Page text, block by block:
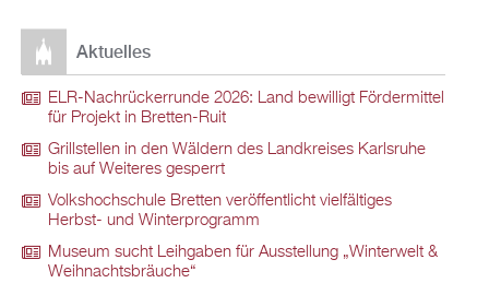
Aktuelles
ELR-Nachrückerrunde 2026: Land bewilligt Fördermittel
für Projekt in Bretten-Ruit
Grillstellen in den Wäldern des Landkreises Karlsruhe
bis auf Weiteres gesperrt
Volkshochschule Bretten veröffentlicht vielfältiges
Herbst- und Winterprogramm
Museum sucht Leihgaben für Ausstellung „Winterwelt &
Weihnachtsbräuche“